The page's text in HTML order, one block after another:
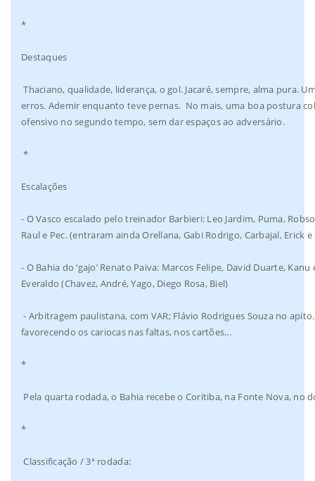
*
Destaques
Thaciano, qualidade, liderança, o gol. Jacaré, sempre, alma pura.
erros. Ademir enquanto teve pernas. No mais, uma boa postura
ofensivo no segundo tempo, sem dar espaços ao adversário.
*
Escalações
- O Vasco escalado pelo treinador Barbieri: Leo Jardim, Puma,
Raul e Pec. (entraram ainda Orellana, Gabi Rodrigo, Carbajal, Erick e
- O Bahia do ‘gajo’ Renato Paiva: Marcos Felipe, David Duarte,
Everaldo (Chavez, André, Yago, Diego Rosa, Biel)
- Arbitragem paulistana, com VAR; Flávio Rodrigues Souza no
favorecendo os cariocas nas faltas, nos cartões...
*
Pela quarta rodada, o Bahia recebe o Coritiba, na Fonte Nova, no
*
Classificação / 3ª rodada: